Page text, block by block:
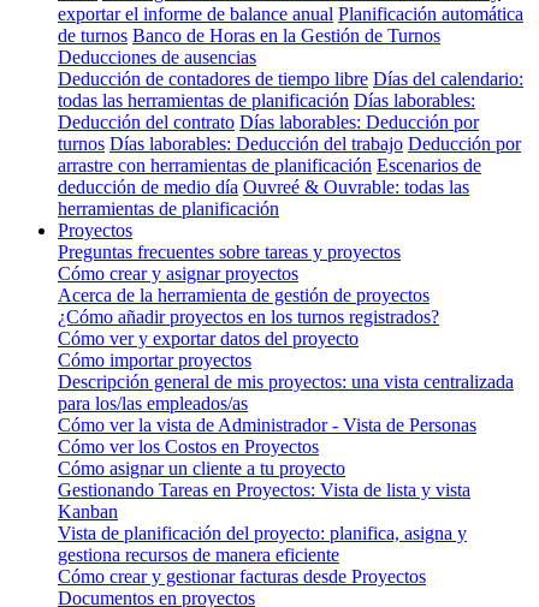
exportar el informe de balance anual Planificación automática
de turnos Banco de Horas en la Gestión de Turnos
Deducciones de ausencias
Deducción de contadores de tiempo libre Días del calendario:
todas las herramientas de planificación Días laborables:
Deducción del contrato Días laborables: Deducción por
turnos Días laborables: Deducción del trabajo Deducción por
arrastre con herramientas de planificación Escenarios de
deducción de medio día Ouvreé & Ouvrable: todas las
herramientas de planificación
Proyectos
Preguntas frecuentes sobre tareas y proyectos
Cómo crear y asignar proyectos
Acerca de la herramienta de gestión de proyectos
¿Cómo añadir proyectos en los turnos registrados?
Cómo ver y exportar datos del proyecto
Cómo importar proyectos
Descripción general de mis proyectos: una vista centralizada
para los/las empleados/as
Cómo ver la vista de Administrador - Vista de Personas
Cómo ver los Costos en Proyectos
Cómo asignar un cliente a tu proyecto
Gestionando Tareas en Proyectos: Vista de lista y vista
Kanban
Vista de planificación del proyecto: planifica, asigna y
gestiona recursos de manera eficiente
Cómo crear y gestionar facturas desde Proyectos
Documentos en proyectos